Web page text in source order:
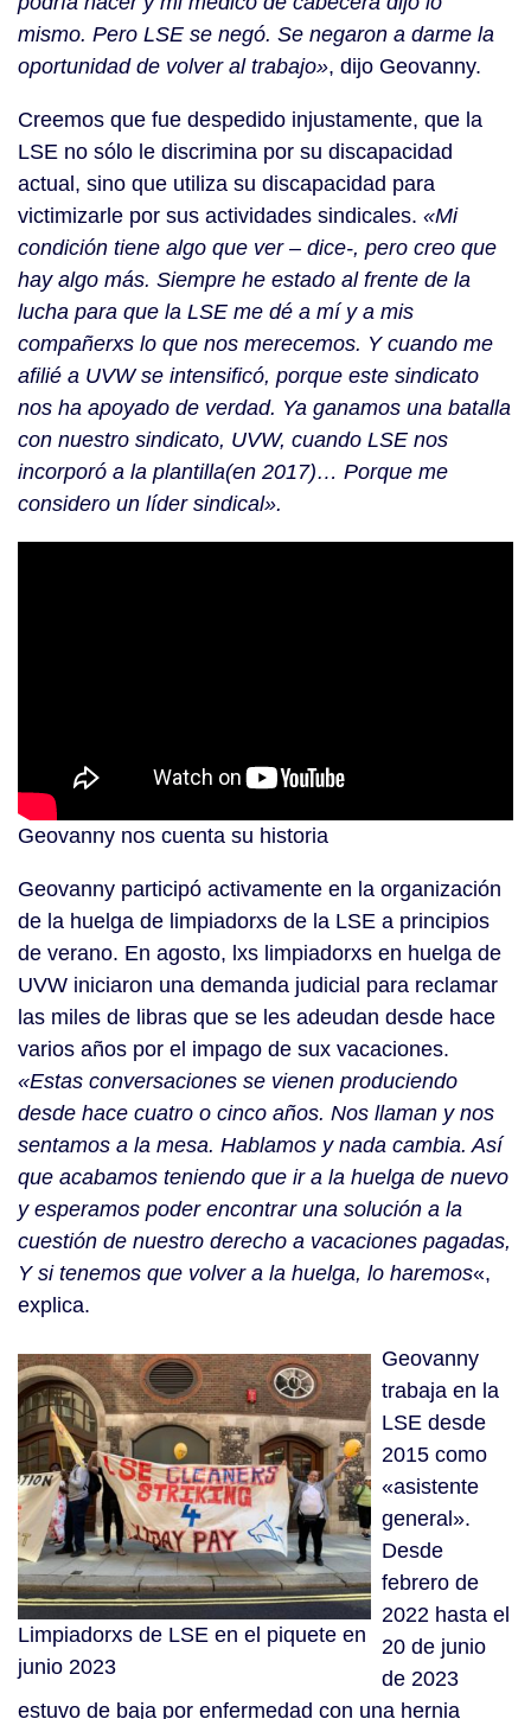
mismo. Pero LSE se negó. Se negaron a darme la
oportunidad de volver al trabajo», dijo Geovanny.
Creemos que fue despedido injustamente, que la
LSE no sólo le discrimina por su discapacidad
actual, sino que utiliza su discapacidad para
victimizarle por sus actividades sindicales. «Mi
condición tiene algo que ver – dice-, pero creo que
hay algo más. Siempre he estado al frente de la
lucha para que la LSE me dé a mí y a mis
compañerxs lo que nos merecemos. Y cuando me
afilié a UVW se intensificó, porque este sindicato
nos ha apoyado de verdad. Ya ganamos una batalla
con nuestro sindicato, UVW, cuando LSE nos
incorporó a la plantilla(en 2017)… Porque me
considero un líder sindical».
Geovanny nos cuenta su historia
Geovanny participó activamente en la organización
de la huelga de limpiadorxs de la LSE a principios
de verano. En agosto, lxs limpiadorxs en huelga de
UVW iniciaron una demanda judicial para reclamar
las miles de libras que se les adeudan desde hace
varios años por el impago de sux vacaciones.
«Estas conversaciones se vienen produciendo
desde hace cuatro o cinco años. Nos llaman y nos
sentamos a la mesa. Hablamos y nada cambia. Así
que acabamos teniendo que ir a la huelga de nuevo
y esperamos poder encontrar una solución a la
cuestión de nuestro derecho a vacaciones pagadas,
Y si tenemos que volver a la huelga, lo haremos«,
explica.
Limpiadorxs de LSE en el piquete en
junio 2023
Geovanny
trabaja en la
LSE desde
2015 como
«asistente
general».
Desde
febrero de
2022 hasta el
20 de junio
de 2023
estuvo de baja por enfermedad con una hernia